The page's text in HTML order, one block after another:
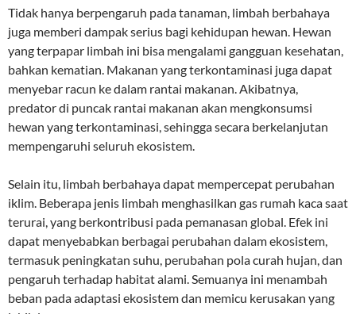
Tidak hanya berpengaruh pada tanaman, limbah berbahaya
juga memberi dampak serius bagi kehidupan hewan. Hewan
yang terpapar limbah ini bisa mengalami gangguan kesehatan,
bahkan kematian. Makanan yang terkontaminasi juga dapat
menyebar racun ke dalam rantai makanan. Akibatnya,
predator di puncak rantai makanan akan mengkonsumsi
hewan yang terkontaminasi, sehingga secara berkelanjutan
mempengaruhi seluruh ekosistem.
Selain itu, limbah berbahaya dapat mempercepat perubahan
iklim. Beberapa jenis limbah menghasilkan gas rumah kaca saat
terurai, yang berkontribusi pada pemanasan global. Efek ini
dapat menyebabkan berbagai perubahan dalam ekosistem,
termasuk peningkatan suhu, perubahan pola curah hujan, dan
pengaruh terhadap habitat alami. Semuanya ini menambah
beban pada adaptasi ekosistem dan memicu kerusakan yang